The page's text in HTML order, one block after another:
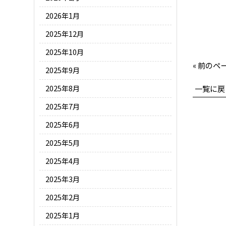
« 前のペ
一覧に
2026年1月
2025年12月
2025年10月
2025年9月
2025年8月
2025年7月
2025年6月
2025年5月
2025年4月
2025年3月
2025年2月
2025年1月